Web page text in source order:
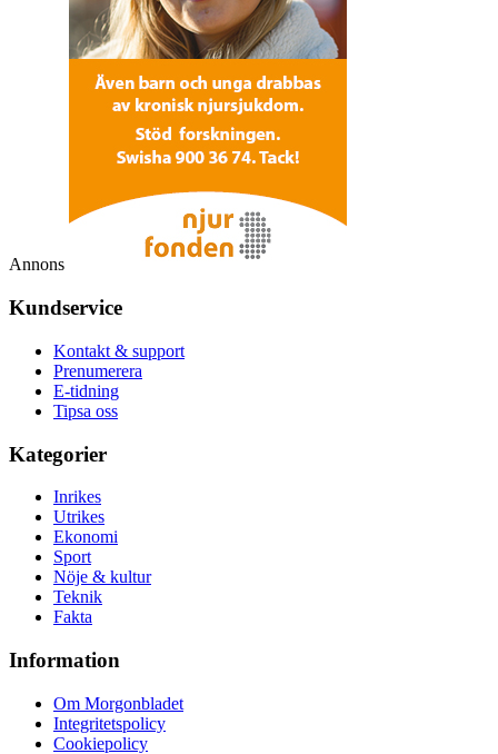
Annons
Kundservice
Kontakt & support
Prenumerera
E-tidning
Tipsa oss
Kategorier
Inrikes
Utrikes
Ekonomi
Sport
Nöje & kultur
Teknik
Fakta
Information
Om Morgonbladet
Integritetspolicy
Cookiepolicy